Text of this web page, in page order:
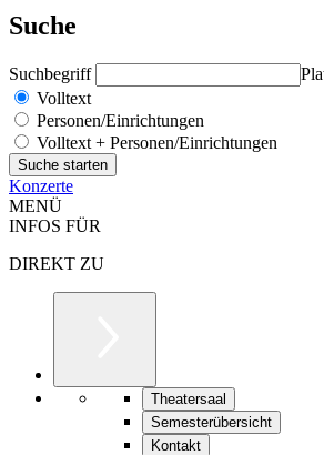
Suche
Suchbegriff
Volltext
Personen/Einrichtungen
Volltext + Personen/Einrichtungen
Konzerte
MENÜ
INFOS FÜR
DIREKT ZU
Theatersaal
Semesterübersicht
Kontakt